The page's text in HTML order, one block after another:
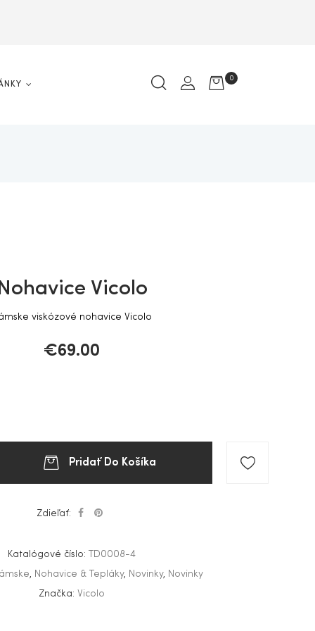
0
Vicolo
viskózové nohavice Vicolo
€69.00
Pridať Do Košíka
Zdieľať:
Katalógové číslo: TD0008-4
Nohavice & Tepláky, Novinky, Novinky
Značka: Vicolo